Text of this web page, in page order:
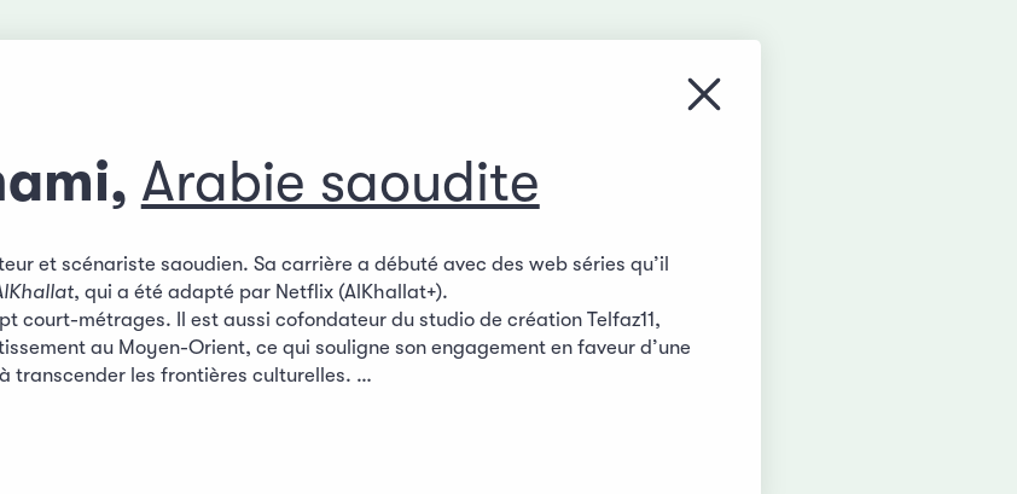
Fermer le menu
Arabie saoudite
et scénariste saoudien. Sa carrière a débuté avec des web séries qu’il
, qui a été adapté par Netflix (AlKhallat+).
court-métrages. Il est aussi cofondateur du studio de création Telfaz11,
au Moyen-Orient, ce qui souligne son engagement en faveur d’une
transcender les frontières culturelles. …